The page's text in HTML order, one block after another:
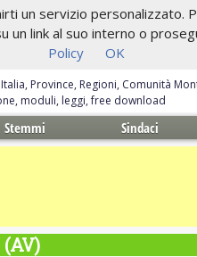
un servizio
link al suo interno o
Policy
OK
Province, Regioni, Comunità
moduli, leggi, free download
Stemmi Sindaci